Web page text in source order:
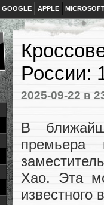
GOOGLE APPLE
России:
2025-09-22 в
В
премьера
Хао. Эта
известного